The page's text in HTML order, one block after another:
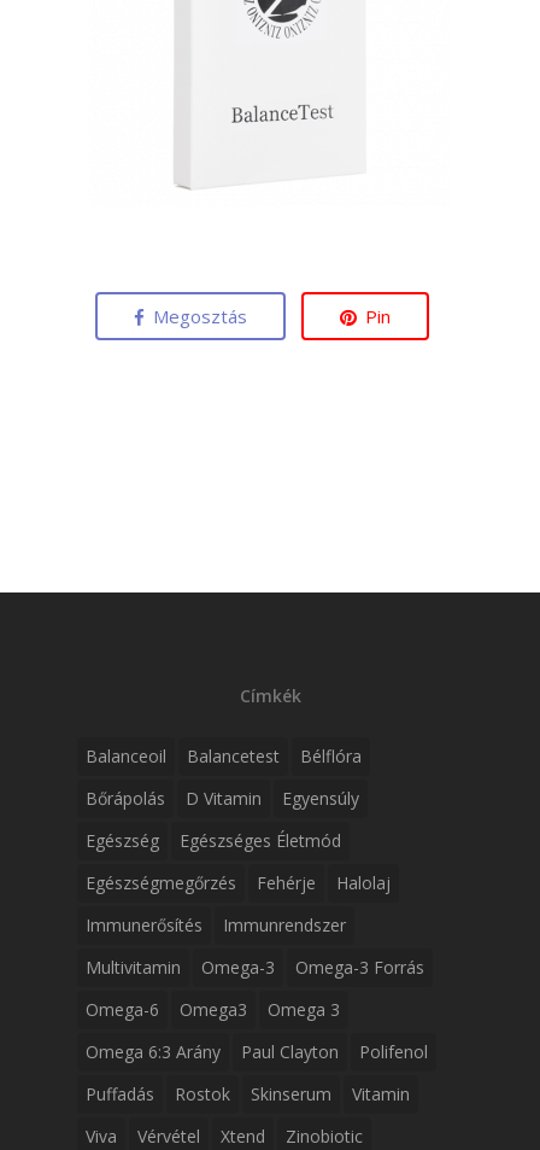
Megosztás Pin
Címkék
Balanceoil Balancetest
Bélflóra
Bőrápolás
D Vitamin
Egyensúly
Egészség
Egészséges Életmód
Egészségmegőrzés
Fehérje
Halolaj
Immunerősítés
Immunrendszer
Multivitamin
Omega-3
Omega-3 Forrás
Omega-6
Omega3
Omega 3
Omega 6:3 Arány
Paul Clayton
Polifenol
Puffadás
Rostok Skinserum
Vitamin
Viva
Vérvétel Xtend Zinobiotic